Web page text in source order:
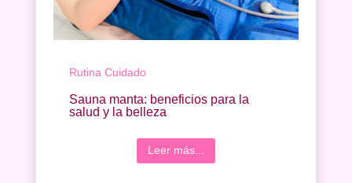
Rutina Cuidado
Sauna manta: beneficios para la
salud y la belleza
Leer más...